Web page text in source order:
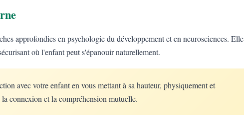
approfondies en psychologie du développement et en neurosciences. Elle
où l'enfant peut s'épanouir naturellement.
avec votre enfant en vous mettant à sa hauteur, physiquement et
connexion et la compréhension mutuelle.